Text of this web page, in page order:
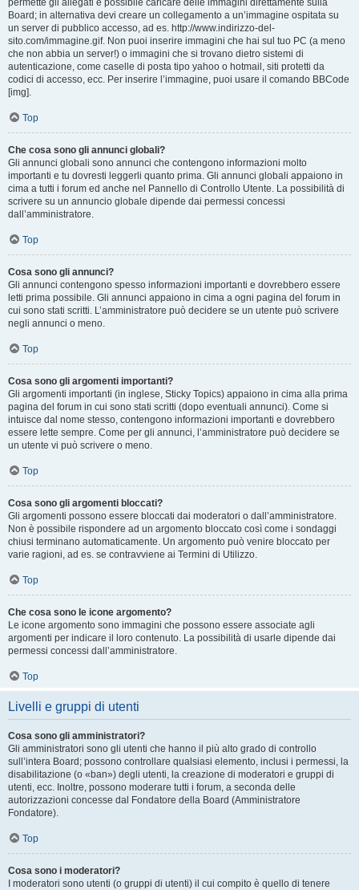
permette gli allegati è possibile caricare delle immagini direttamente sulla
Board; in alternativa devi creare un collegamento a un’immagine ospitata su
un server di pubblico accesso, ad es. http://www.indirizzo-del-
sito.com/immagine.gif. Non puoi inserire immagini che hai sul tuo PC (a meno
che non abbia un server!) o immagini che si trovano dietro sistemi di
autenticazione, come caselle di posta tipo yahoo o hotmail, siti protetti da
codici di accesso, ecc. Per inserire l’immagine, puoi usare il comando BBCode
[img].
Top
Che cosa sono gli annunci globali?
Gli annunci globali sono annunci che contengono informazioni molto
importanti e tu dovresti leggerli quanto prima. Gli annunci globali appaiono in
cima a tutti i forum ed anche nel Pannello di Controllo Utente. La possibilità di
scrivere su un annuncio globale dipende dai permessi concessi
dall’amministratore.
Top
Cosa sono gli annunci?
Gli annunci contengono spesso informazioni importanti e dovrebbero essere
letti prima possibile. Gli annunci appaiono in cima a ogni pagina del forum in
cui sono stati scritti. L’amministratore può decidere se un utente può scrivere
negli annunci o meno.
Top
Cosa sono gli argomenti importanti?
Gli argomenti importanti (in inglese, Sticky Topics) appaiono in cima alla prima
pagina del forum in cui sono stati scritti (dopo eventuali annunci). Come si
intuisce dal nome stesso, contengono informazioni importanti e dovrebbero
essere lette sempre. Come per gli annunci, l’amministratore può decidere se
un utente vi può scrivere o meno.
Top
Cosa sono gli argomenti bloccati?
Gli argomenti possono essere bloccati dai moderatori o dall’amministratore.
Non è possibile rispondere ad un argomento bloccato così come i sondaggi
chiusi terminano automaticamente. Un argomento può venire bloccato per
varie ragioni, ad es. se contravviene ai Termini di Utilizzo.
Top
Che cosa sono le icone argomento?
Le icone argomento sono immagini che possono essere associate agli
argomenti per indicare il loro contenuto. La possibilità di usarle dipende dai
permessi concessi dall’amministratore.
Top
Livelli e gruppi di utenti
Cosa sono gli amministratori?
Gli amministratori sono gli utenti che hanno il più alto grado di controllo
sull’intera Board; possono controllare qualsiasi elemento, inclusi i permessi, la
disabilitazione (o «ban») degli utenti, la creazione di moderatori e gruppi di
utenti, ecc. Inoltre, possono moderare tutti i forum, a seconda delle
autorizzazioni concesse dal Fondatore della Board (Amministratore
Fondatore).
Top
Cosa sono i moderatori?
I moderatori sono utenti (o gruppi di utenti) il cui compito è quello di tenere